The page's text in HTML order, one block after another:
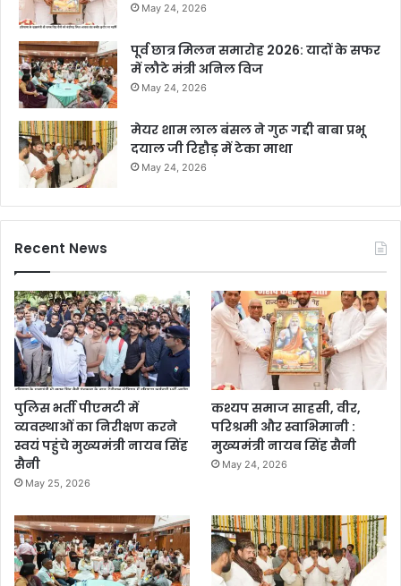
May 24, 2026
पूर्व छात्र मिलन समारोह 2026: यादों के सफर
में लौटे मंत्री अनिल विज
May 24, 2026
मेयर शाम लाल बंसल ने गुरू गद्दी बाबा प्रभू
दयाल जी रिहौड़ में टेका माथा
May 24, 2026
Recent News
पुलिस भर्ती पीएमटी में
व्यवस्थाओं का निरीक्षण करने
स्वयं पहुंचे मुख्यमंत्री नायब सिंह
सैनी
May 25, 2026
कश्यप समाज साहसी, वीर,
परिश्रमी और स्वाभिमानी :
मुख्यमंत्री नायब सिंह सैनी
May 24, 2026